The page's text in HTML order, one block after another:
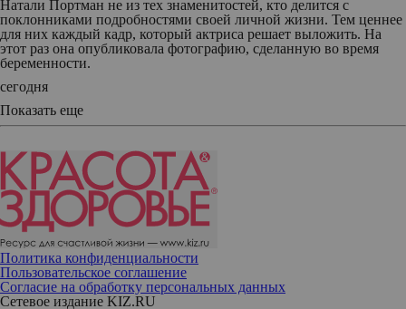
Натали Портман не из тех знаменитостей, кто делится с
поклонниками подробностями своей личной жизни. Тем ценнее
для них каждый кадр, который актриса решает выложить. На
этот раз она опубликовала фотографию, сделанную во время
беременности.
сегодня
Показать еще
Политика конфиденциальности
Пользовательское соглашение
Согласие на обработку персональных данных
Сетевое издание KIZ.RU